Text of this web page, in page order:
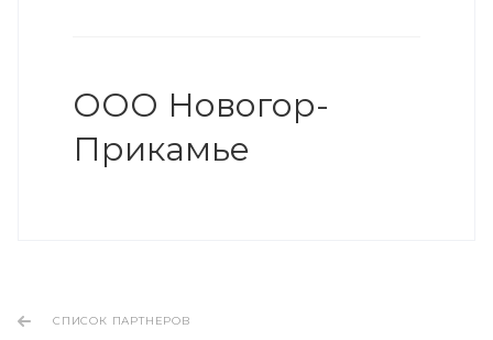
ООО Новогор-
Прикамье
СПИСОК ПАРТНЕРОВ